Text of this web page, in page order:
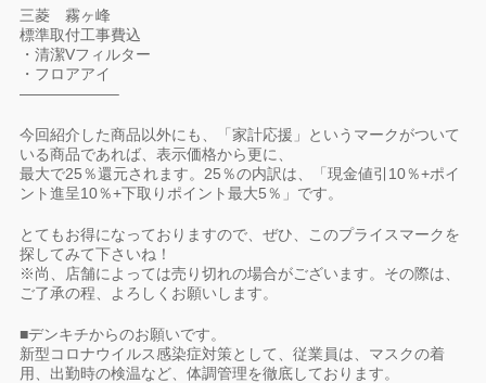
三菱 霧ヶ峰
標準取付工事費込
・清潔Vフィルター
・フロアアイ
——————–
今回紹介した商品以外にも、「家計応援」というマークがついて
いる商品であれば、表示価格から更に、
最大で25％還元されます。25％の内訳は、「現金値引10％+ポイ
ント進呈10％+下取りポイント最大5％」です。
とてもお得になっておりますので、ぜひ、このプライスマークを
探してみて下さいね！
※尚、店舗によっては売り切れの場合がございます。その際は、
ご了承の程、よろしくお願いします。
■デンキチからのお願いです。
新型コロナウイルス感染症対策として、従業員は、マスクの着
用、出勤時の検温など、体調管理を徹底しております。